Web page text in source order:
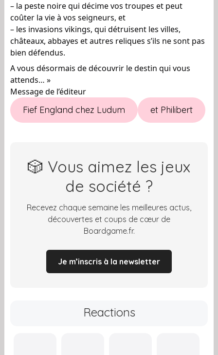
– la peste noire qui décime vos troupes et peut
coûter la vie à vos seigneurs, et
– les invasions vikings, qui détruisent les villes,
châteaux, abbayes et autres reliques s’ils ne sont pas
bien défendus.
A vous désormais de découvrir le destin qui vous
attends… »
Message de l’éditeur
Fief England chez Ludum et Philibert
🎲 Vous aimez les jeux
de société ?
Recevez chaque semaine les meilleures actus,
découvertes et coups de cœur de
Boardgame.fr.
Je m’inscris à la newsletter
Reactions